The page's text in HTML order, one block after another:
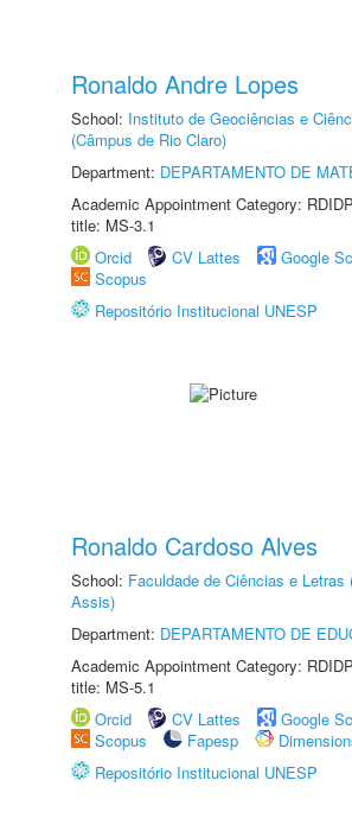
Ronaldo Andre Lopes
School: Instituto de Geociências e
(Câmpus de Rio Claro)
Department: DEPARTAMENTO DE
Academic Appointment Category:
title: MS-3.1
Orcid
CV Lattes
Google
Scopus
Repositório Institucional UNESP
Ronaldo Cardoso Alves
School: Faculdade de Ciências e Letras
Assis)
Department: DEPARTAMENTO DE
Academic Appointment Category:
title: MS-5.1
Orcid
CV Lattes
Google
Scopus
Fapesp
Repositório Institucional UNESP